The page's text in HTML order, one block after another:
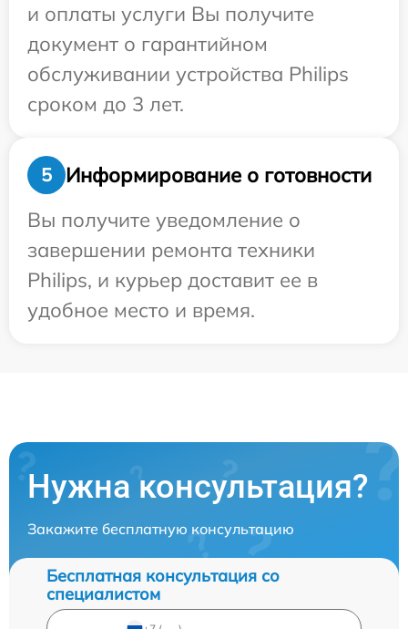
и оплаты услуги Вы получите
документ о гарантийном
обслуживании устройства Philips
сроком до 3 лет.
5
Информирование о готовности
Вы получите уведомление о
завершении ремонта техники
Philips, и курьер доставит ее в
удобное место и время.
Нужна консультация?
Закажите бесплатную консультацию
Бесплатная консультация со
специалистом